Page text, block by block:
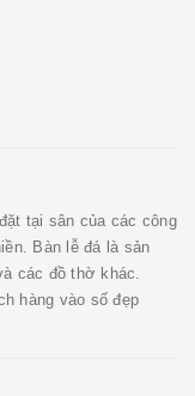
tại sân của các công
Bàn lễ đá là sản
các đồ thờ khác.
hàng vào số đẹp